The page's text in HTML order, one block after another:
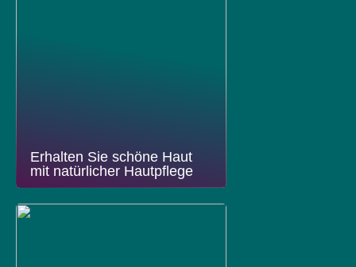
Erhalten Sie schöne Haut
mit natürlicher Hautpflege